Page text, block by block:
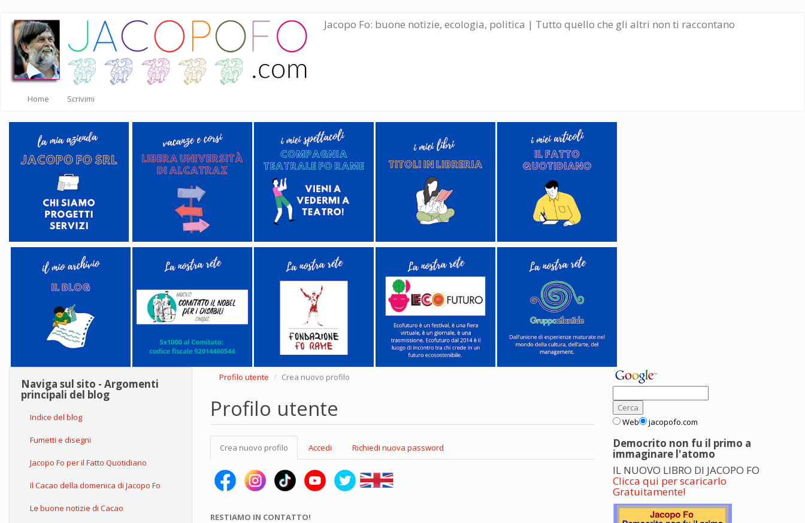
Salta
contenuto
principale
Jacopo Fo: buone notizie, ecologia, politica | Tutto quello che gli altri non ti raccontano
Home Scrivimi
Naviga sul sito - Argomenti
principali del blog
Indice del blog
Fumetti e disegni
Jacopo Fo per il Fatto Quotidiano
Il Cacao della domenica di Jacopo Fo
Le buone notizie di Cacao
Profilo utente Crea nuovo profilo
Profilo utente
Schede
primarie
Crea nuovo profilo (scheda
attiva)
Accedi Richiedi nuova password
RESTIAMO IN CONTATTO!
Web jacopofo.com
Democrito non fu il primo a
immaginare l'atomo
IL NUOVO LIBRO DI JACOPO FO
Clicca qui per scaricarlo
Gratuitamente!